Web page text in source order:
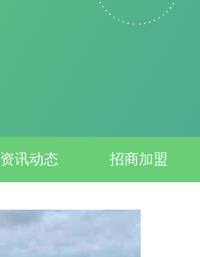
资讯动态 招商加盟